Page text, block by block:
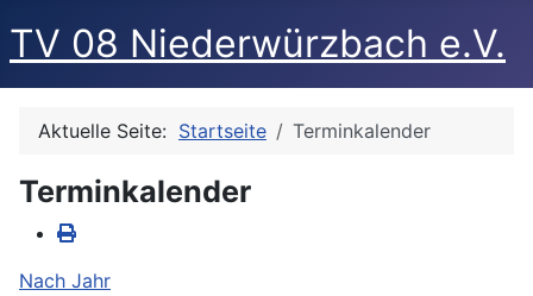
TV 08 Niederwürzbach e.V.
Aktuelle Seite: Startseite Terminkalender
Terminkalender
Nach Jahr